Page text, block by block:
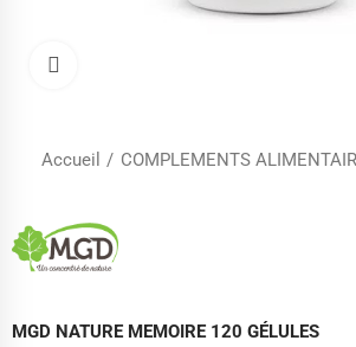
Accueil COMPLEMENTS
MGD NATURE MEMOIRE 120 GÉLULES